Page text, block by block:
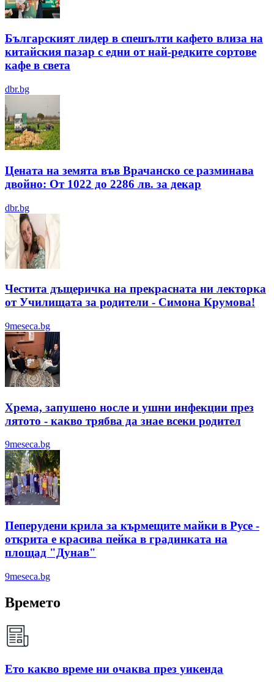
Българският лидер в спешълти кафето влиза на
китайския пазар с едни от най-редките сортове
кафе в света
dbr.bg
Цената на земята във Врачанско се разминава
двойно: От 1022 до 2286 лв. за декар
dbr.bg
Честита дъщеричка на прекрасната ни лекторка
от Училищата за родители - Симона Крумова!
9meseca.bg
Хрема, запушено носле и ушни инфекции през
лятотo - какво трябва да знае всеки родител
9meseca.bg
Пеперудени крила за кърмещите майки в Русе -
открита е красива пейка в градинката на
площад "Дунав"
9meseca.bg
Времето
Ето какво време ни очаква през уикенда